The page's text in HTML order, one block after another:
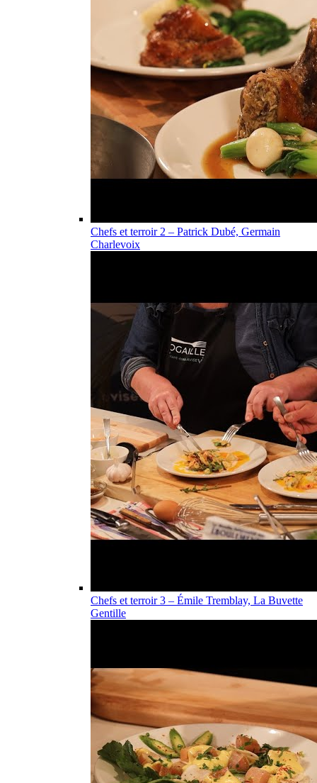
Chefs et terroir 2 – Patrick Dubé, Germain
Charlevoix
Chefs et terroir 3 – Émile Tremblay, La Buvette
Gentille